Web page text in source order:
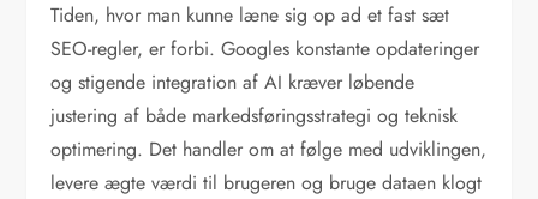
Tiden, hvor man kunne læne sig op ad et fast sæt
SEO-regler, er forbi. Googles konstante opdateringer
og stigende integration af AI kræver løbende
justering af både markedsføringsstrategi og teknisk
optimering. Det handler om at følge med udviklingen,
levere ægte værdi til brugeren og bruge dataen klogt